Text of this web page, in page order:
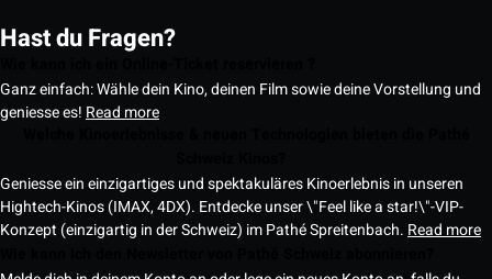
Hast du Fragen?
Ganz einfach: Wähle dein Kino, deinen Film sowie deine Vorstellung und
geniesse es! Read more
Geniesse ein einzigartiges und spektakuläres Kinoerlebnis in unseren
Hightech-Kinos (IMAX, 4DX). Entdecke unser \"Feel like a star!\"-VIP-
Konzept (einzigartig in der Schweiz) im Pathé Spreitenbach. Read more